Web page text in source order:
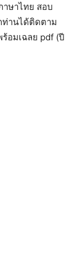
ษาไทย สอบ
ท่านได้ติดตาม
อมเฉลย pdf (ปี